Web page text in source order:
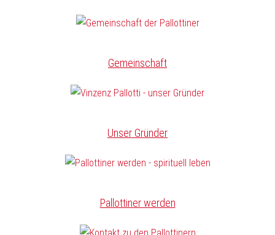
Gemeinschaft
Unser Gründer
Pallottiner werden